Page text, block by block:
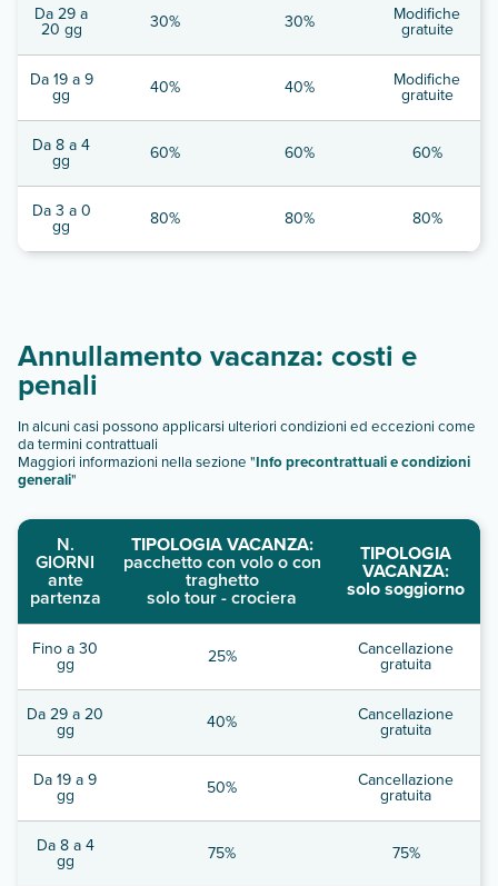
Da 29 a
20 gg 30% 30% Modifiche
gratuite
Da 19 a 9
gg 40% 40% Modifiche
gratuite
Da 8 a 4
gg 60% 60% 60%
Da 3 a 0
gg 80% 80% 80%
Annullamento vacanza: costi e
penali
In alcuni casi possono applicarsi ulteriori condizioni ed eccezioni come
da termini contrattuali
Maggiori informazioni nella sezione "Info precontrattuali e condizioni
generali"
N.
GIORNI
ante
partenza
TIPOLOGIA VACANZA:
pacchetto con volo o con
traghetto
solo tour - crociera
TIPOLOGIA
VACANZA:
solo soggiorno
Fino a 30
gg 25% Cancellazione
gratuita
Da 29 a 20
gg 40% Cancellazione
gratuita
Da 19 a 9
gg 50% Cancellazione
gratuita
Da 8 a 4
gg 75% 75%